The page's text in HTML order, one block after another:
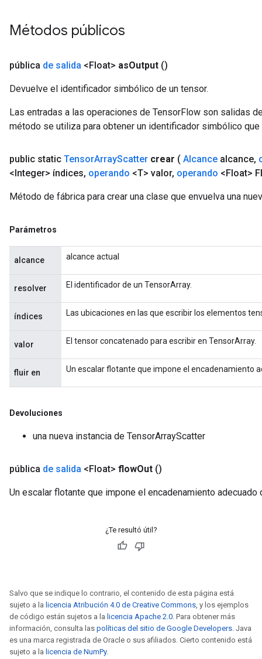
Métodos públicos
pública de salida <Float> asOutput ()
Devuelve el identificador simbólico de un tensor.
Las entradas a las operaciones de TensorFlow son salidas
método se utiliza para obtener un identificador simbólico
public static TensorArrayScatter crear ( Alcance alcance,
<Integer> índices, operando <T> valor, operando <Float>
Método de fábrica para crear una clase que envuelva una
Parámetros
alcance alcance actual
resolver El identificador de un TensorArray.
índices Las ubicaciones en las que escribir los elementos
valor El tensor concatenado para escribir en TensorArray.
fluir en Un escalar flotante que impone el encadenamiento
Devoluciones
una nueva instancia de TensorArrayScatter
pública de salida <Float> flowOut ()
Un escalar flotante que impone el encadenamiento adecuado
¿Te resultó útil?
Salvo que se indique lo contrario, el contenido de esta página está
sujeto a la licencia Atribución 4.0 de Creative Commons, y los ejemplos
de código están sujetos a la licencia Apache 2.0. Para obtener más
información, consulta las políticas del sitio de Google Developers. Java
es una marca registrada de Oracle o sus afiliados. Cierto contenido está
sujeto a la licencia de NumPy.